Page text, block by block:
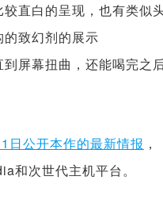
直白的呈现，也有类似
致幻剂的展示
屏幕扭曲，还能喝完之
日公开本作的最新情报
和次世代主机平台。